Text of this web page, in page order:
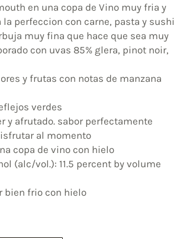
en una copa de Vino muy fria y
la perfeccion con carne, pasta y sushi
muy fina que hace que sea muy
con uvas 85% glera, pinot noir,
y frutas con notas de manzana
verdes
y afrutado. sabor perfectamente
al momento
copa de vino con hielo
(alc/vol.): 11.5 percent by volume
bien frio con hielo